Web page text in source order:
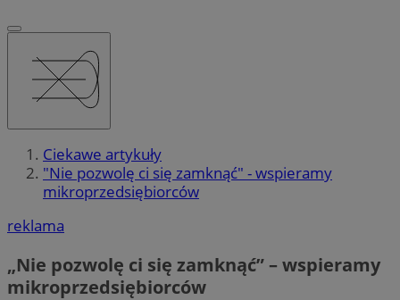
Ciekawe artykuły
"Nie pozwolę ci się zamknąć" - wspieramy
mikroprzedsiębiorców
reklama
„Nie pozwolę ci się zamknąć” – wspieramy
mikroprzedsiębiorców